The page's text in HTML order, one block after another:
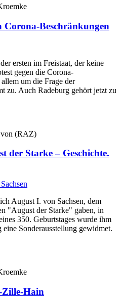
Corona-Beschränkungen
ersten im Freistaat, der keine
gegen die Corona-
um die Frage der
zu. Auch Radeburg gehört jetzt zu
(RAZ)
der Starke – Geschichte.
August I. von Sachsen, dem
"August der Starke" gaben, in
350. Geburtstages wurde ihm
Sonderausstellung gewidmet.
Zille-Hain